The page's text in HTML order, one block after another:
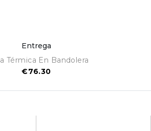
Entrega
Térmica En Bandolera
€76.30